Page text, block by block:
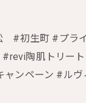
#初生町 #プ
陶肌トリー
ャンペーン #ル